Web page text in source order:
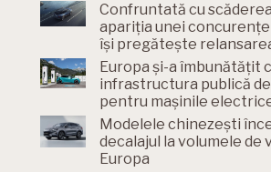
Confruntată cu
apariția unei concurențe
își pregătește
Europa și-a îmbunătățit
infrastructura publică
pentru mașinile
Modelele chinezești
decalajul la volumele de
Europa